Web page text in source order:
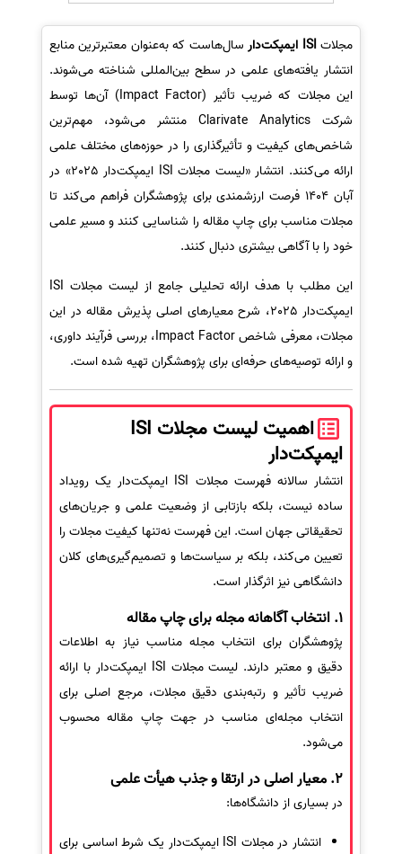
مجلاتISI ایمپکت‌دار
سال‌هاست که به‌عنوان معتبرترین منابع
انتشار یافته‌های علمی در سطح بین‌المللی شناخته می‌شوند.
این مجلات که ضریب تأثیر (Impact Factor) آن‌ها توسط
شرکت Clarivate Analytics منتشر می‌شود، مهم‌ترین
شاخص‌های کیفیت و تأثیرگذاری را در حوزه‌های مختلف علمی
ارائه می‌کنند. انتشار «لیست مجلات ISI ایمپکت‌دار 2025» در
آبان 1404 فرصت ارزشمندی برای پژوهشگران فراهم می‌کند تا
مجلات مناسب برای چاپ مقاله را شناسایی کنند و مسیر علمی
خود را با آگاهی بیشتری دنبال کنند.
این مطلب با هدف ارائه تحلیلی جامع از لیست مجلات ISI
ایمپکت‌دار 2025، شرح معیارهای اصلی پذیرش مقاله در این
مجلات، معرفی شاخص Impact Factor، بررسی فرآیند داوری،
و ارائه توصیه‌های حرفه‌ای برای پژوهشگران تهیه شده است.
اهمیت لیست مجلات ISI
ایمپکت‌دار
انتشار سالانه فهرست مجلات ISI ایمپکت‌دار یک رویداد
ساده نیست، بلکه بازتابی از وضعیت علمی و جریان‌های
تحقیقاتی جهان است. این فهرست نه‌تنها کیفیت مجلات را
تعیین می‌کند، بلکه بر سیاست‌ها و تصمیم‌گیری‌های کلان
دانشگاهی نیز اثرگذار است.
1. انتخاب آگاهانه مجله برای چاپ مقاله
پژوهشگران برای انتخاب مجله مناسب نیاز به اطلاعات
دقیق و معتبر دارند. لیست مجلات ISI ایمپکت‌دار با ارائه
ضریب تأثیر و رتبه‌بندی دقیق مجلات، مرجع اصلی برای
انتخاب مجله‌ای مناسب در جهت چاپ مقاله محسوب
می‌شود.
2. معیار اصلی در ارتقا و جذب هیأت علمی
در بسیاری از دانشگاه‌ها:
انتشار در مجلات ISI ایمپکت‌دار یک شرط اساسی برای